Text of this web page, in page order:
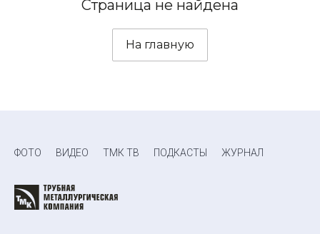
Страница не найдена
На главную
ФОТО ВИДЕО ТМК ТВ ПОДКАСТЫ ЖУРНАЛ